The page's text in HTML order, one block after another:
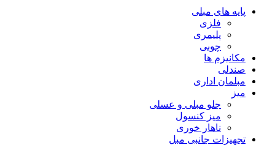
پایه های مبلی
فلزی
پلیمری
چوبی
مکانیزم ها
صندلی
مبلمان اداری
میز
جلو مبلی و عسلی
میز کنسول
ناهار خوری
تجهیزات جانبی مبل